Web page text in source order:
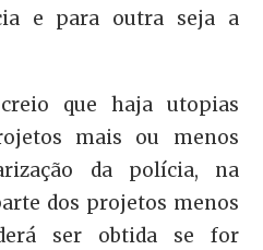
e para outra seja a
que haja utopias
mais ou menos
da polícia, na
dos projetos menos
ser obtida se for